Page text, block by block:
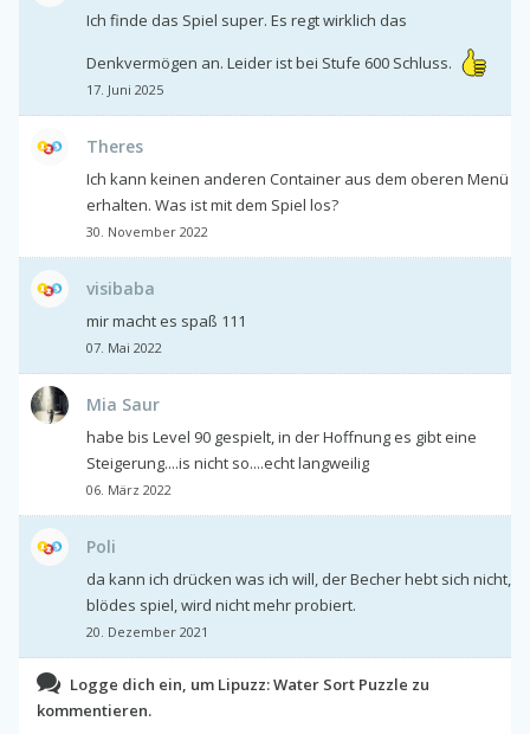
Ich finde das Spiel super. Es regt wirklich das
Denkvermögen an. Leider ist bei Stufe 600 Schluss.
17. Juni 2025
Theres
Ich kann keinen anderen Container aus dem oberen Menü
erhalten. Was ist mit dem Spiel los?
30. November 2022
visibaba
mir macht es spaß 111
07. Mai 2022
Mia Saur
habe bis Level 90 gespielt, in der Hoffnung es gibt eine
Steigerung....is nicht so....echt langweilig
06. März 2022
Poli
da kann ich drücken was ich will, der Becher hebt sich nicht,
blödes spiel, wird nicht mehr probiert.
20. Dezember 2021
Logge dich ein, um Lipuzz: Water Sort Puzzle zu
kommentieren.